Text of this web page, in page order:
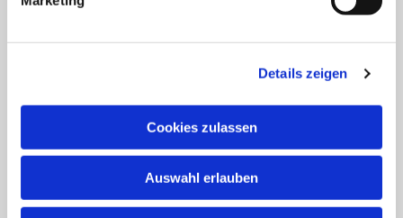
Details zeigen
Cookies zulassen
Auswahl erlauben
Friedhofsverwaltung
Bodelschwinghstraße 4
58706 Menden
Öffnungszeiten
Di – Fr 10.00 – 12.30 Uhr
Do 15.00 – 17.00 Uhr
und nach Vereinbarung